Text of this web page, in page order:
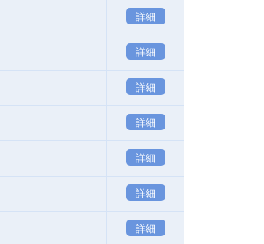
詳細
詳細
詳細
詳細
詳細
詳細
詳細